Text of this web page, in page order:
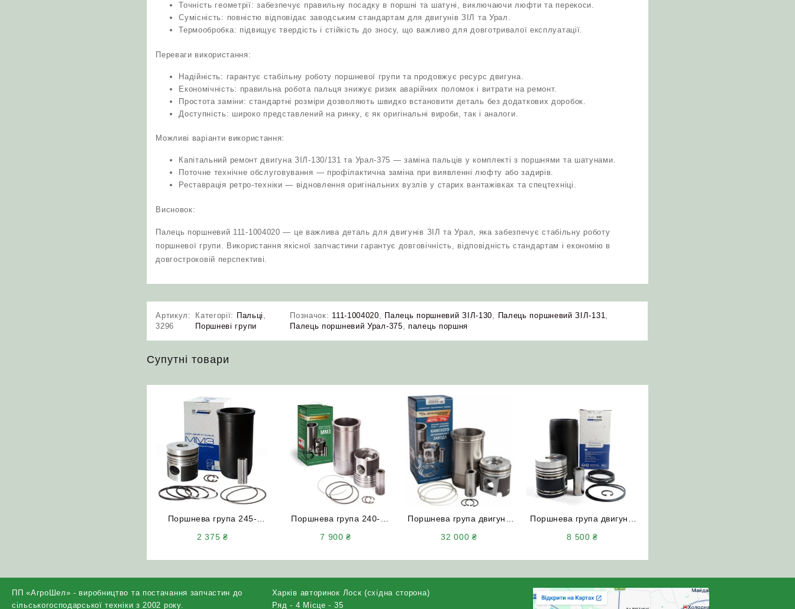
Точність геометрії: забезпечує правильну посадку в поршні та шатуні, виключаючи люфти та перекоси.
Сумісність: повністю відповідає заводським стандартам для двигунів ЗІЛ та Урал.
Термообробка: підвищує твердість і стійкість до зносу, що важливо для довготривалої експлуатації.
Переваги використання:
Надійність: гарантує стабільну роботу поршневої групи та продовжує ресурс двигуна.
Економічність: правильна робота пальця знижує ризик аварійних поломок і витрати на ремонт.
Простота заміни: стандартні розміри дозволяють швидко встановити деталь без додаткових доробок.
Доступність: широко представлений на ринку, є як оригінальні вироби, так і аналоги.
Можливі варіанти використання:
Капітальний ремонт двигуна ЗІЛ‑130/131 та Урал‑375 — заміна пальців у комплекті з поршнями та шатунами.
Поточне технічне обслуговування — профілактична заміна при виявленні люфту або задирів.
Реставрація ретро‑техніки — відновлення оригінальних вузлів у старих вантажівках та спецтехніці.
Висновок:
Палець поршневий 111-1004020 — це важлива деталь для двигунів ЗІЛ та Урал, яка забезпечує стабільну роботу
поршневої групи. Використання якісної запчастини гарантує довговічність, відповідність стандартам і економію в
довгостроковій перспективі.
Артикул:
3296
Категорії: Пальці
Поршневі групи
Позначок: 111‑1004020 Палець поршневий ЗІЛ-130 Палець поршневий ЗІЛ-131
Палець поршневий Урал‑375 ,палець поршня
Супутні товари
Поршнева група 245-
2 375 ₴
Поршнева група 240-
7 900₴
Поршнева група двигуна
32 000₴
Поршнева група двигунів
8 500₴
ПП «АгроШел» - виробництво та постачання запчастин до
сільськогосподарської техніки з 2002 року.
Харків авторинок Лоск (східна сторона)
Ряд - 4 Місце - 35